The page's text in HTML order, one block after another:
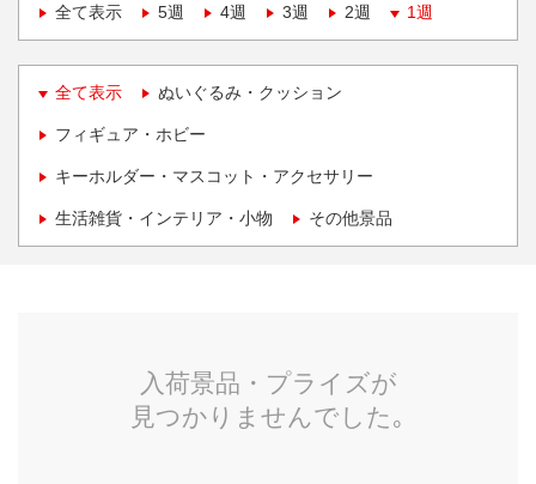
全て表示
5週 4週 3週 2週 1週
全て表示 ぬいぐるみ・クッション
フィギュア・ホビー
キーホルダー・マスコット・アクセサリー
生活雑貨・インテリア・小物 その他景品